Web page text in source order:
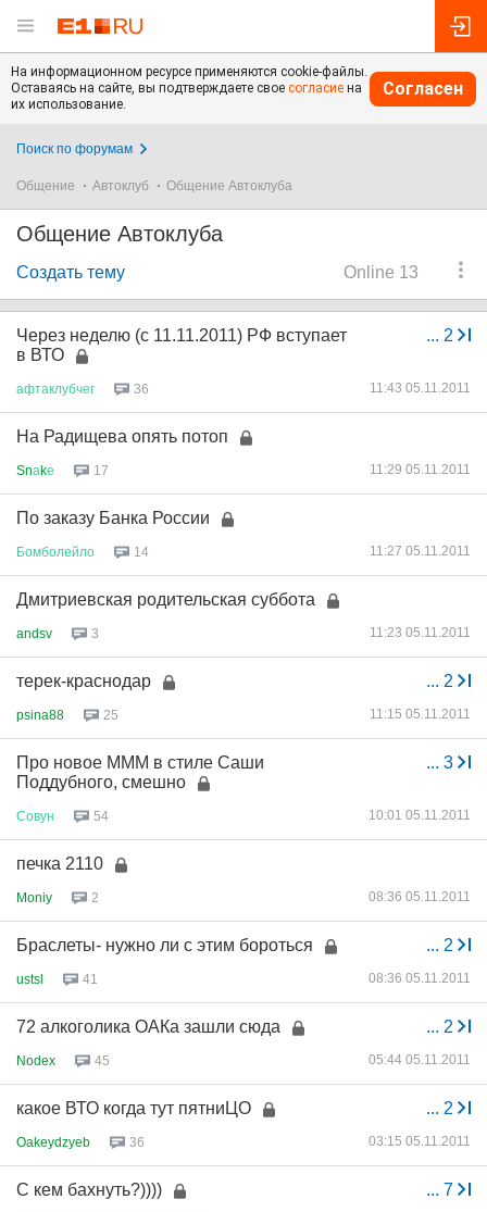
На информационном ресурсе применяются cookie-файлы.
Оставаясь на сайте, вы подтверждаете свое согласие на
их использование.
Согласен
Поиск по форумам
Общение Автоклуб Общение Автоклуба
Общение Автоклуба
Online 13
Создать тему
... 2
Через неделю (с 11.11.2011) РФ вступает
в ВТО
афтаклубчег 36 11:43 05.11.2011
На Радищева опять потоп
Snаkе 17 11:29 05.11.2011
По заказу Банка России
Бомболейло 14 11:27 05.11.2011
Дмитриевская родительская суббота
andsv 3 11:23 05.11.2011
... 2
терек-краснодар
psina88 25 11:15 05.11.2011
... 3
Про новое МММ в стиле Саши
Поддубного, смешно
Совун 54 10:01 05.11.2011
печка 2110
Moniy 2 08:36 05.11.2011
... 2
Браслеты- нужно ли с этим бороться
ustsl 41 08:36 05.11.2011
... 2
72 алкоголика ОАКа зашли сюда
Nodex 45 05:44 05.11.2011
... 2
какое ВТО когда тут пятниЦО
Oakeydzyeb 36 03:15 05.11.2011
... 7
С кем бахнуть?))))